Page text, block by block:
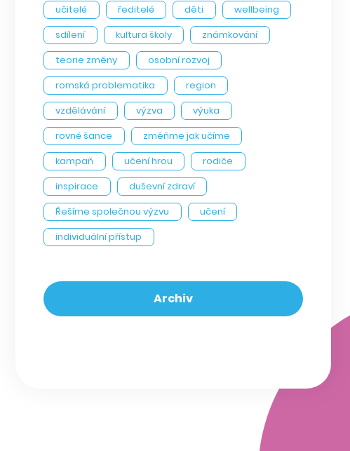
učitelé ředitelé děti
wellbeing
sdílení
kultura školy
známkování
teorie změny
osobní rozvoj
romská problematika
region
vzdělávání
výzva
výuka
rovné šance
změňme jak učíme
kampaň
učení hrou
rodiče
inspirace
duševní zdraví
Řešíme společnou výzvu
učení
individuální přístup
Archiv